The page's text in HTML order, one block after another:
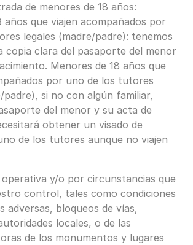
de menores de 18 años:
años que viajen acompañados por
legales (madre/padre): tenemos
copia clara del pasaporte del menor
Menores de 18 años que
por uno de los tutores
padre), si no con algún familiar,
del menor y su acta de
obtener un visado de
de los tutores aunque no viajen
operativa y/o por circunstancias que
control, tales como condiciones
adversas, bloqueos de vías,
locales, o de las
de los monumentos y lugares